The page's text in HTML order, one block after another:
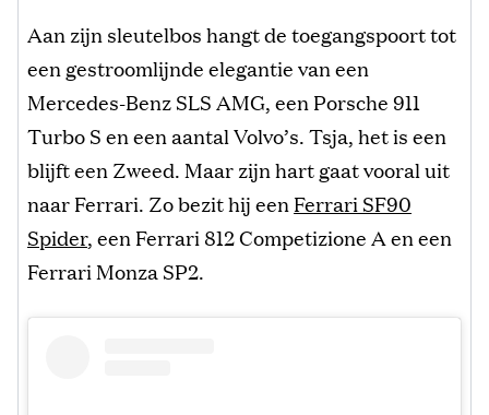
Aan zijn sleutelbos hangt de toegangspoort tot
een gestroomlijnde elegantie van een
Mercedes-Benz SLS AMG, een Porsche 911
Turbo S en een aantal Volvo’s. Tsja, het is een
blijft een Zweed. Maar zijn hart gaat vooral uit
naar Ferrari. Zo bezit hij een Ferrari SF90
Spider, een Ferrari 812 Competizione A en een
Ferrari Monza SP2.